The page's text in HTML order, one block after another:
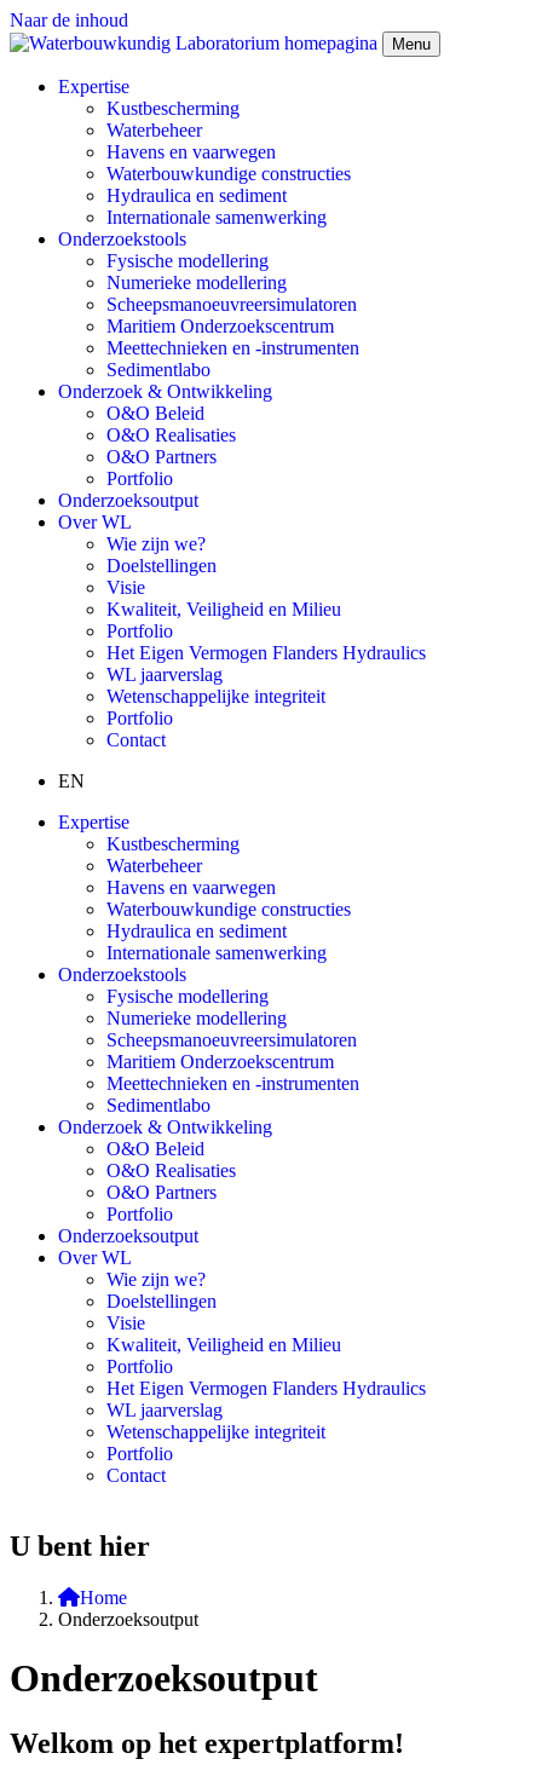
Naar de inhoud
Menu
Expertise
Kustbescherming
Waterbeheer
Havens en vaarwegen
Waterbouwkundige constructies
Hydraulica en sediment
Internationale samenwerking
Onderzoekstools
Fysische modellering
Numerieke modellering
Scheepsmanoeuvreersimulatoren
Maritiem Onderzoekscentrum
Meettechnieken en -instrumenten
Sedimentlabo
Onderzoek & Ontwikkeling
O&O Beleid
O&O Realisaties
O&O Partners
Portfolio
Onderzoeksoutput
Over WL
Wie zijn we?
Doelstellingen
Visie
Kwaliteit, Veiligheid en Milieu
Portfolio
Het Eigen Vermogen Flanders Hydraulics
WL jaarverslag
Wetenschappelijke integriteit
Portfolio
Contact
EN
Expertise
Kustbescherming
Waterbeheer
Havens en vaarwegen
Waterbouwkundige constructies
Hydraulica en sediment
Internationale samenwerking
Onderzoekstools
Fysische modellering
Numerieke modellering
Scheepsmanoeuvreersimulatoren
Maritiem Onderzoekscentrum
Meettechnieken en -instrumenten
Sedimentlabo
Onderzoek & Ontwikkeling
O&O Beleid
O&O Realisaties
O&O Partners
Portfolio
Onderzoeksoutput
Over WL
Wie zijn we?
Doelstellingen
Visie
Kwaliteit, Veiligheid en Milieu
Portfolio
Het Eigen Vermogen Flanders Hydraulics
WL jaarverslag
Wetenschappelijke integriteit
Portfolio
Contact
U bent hier
Home
Onderzoeksoutput
Onderzoeksoutput
Welkom op het expertplatform!